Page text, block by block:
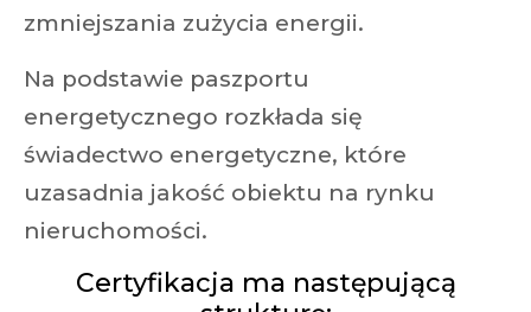
zmniejszania zużycia energii.
Na podstawie paszportu
energetycznego rozkłada się
świadectwo energetyczne, które
uzasadnia jakość obiektu na rynku
nieruchomości.
Certyfikacja ma następującą